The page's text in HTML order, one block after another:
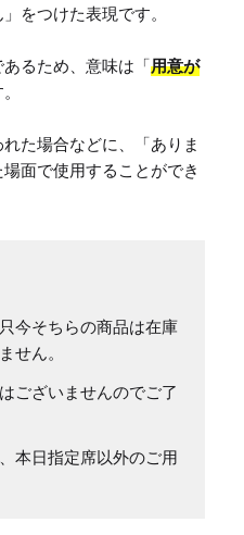
をつけた表現です。
あるため、意味は「用意が
た場合などに、「ありま
面で使用することができ
今そちらの商品は在庫
せん。
ございませんのでご了
本日指定席以外のご用